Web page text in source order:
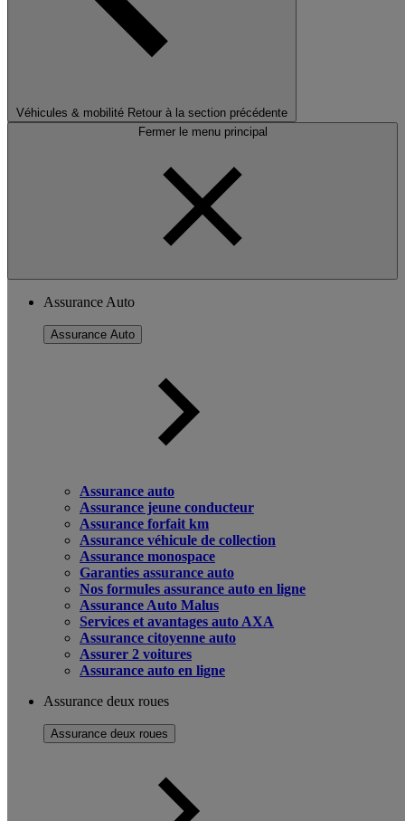
Véhicules & mobilité Retour à la section précédente
Fermer le menu principal
Assurance Auto
Assurance Auto
Assurance auto
Assurance jeune conducteur
Assurance forfait km
Assurance véhicule de collection
Assurance monospace
Garanties assurance auto
Nos formules assurance auto en ligne
Assurance Auto Malus
Services et avantages auto AXA
Assurance citoyenne auto
Assurer 2 voitures
Assurance auto en ligne
Assurance deux roues
Assurance deux roues